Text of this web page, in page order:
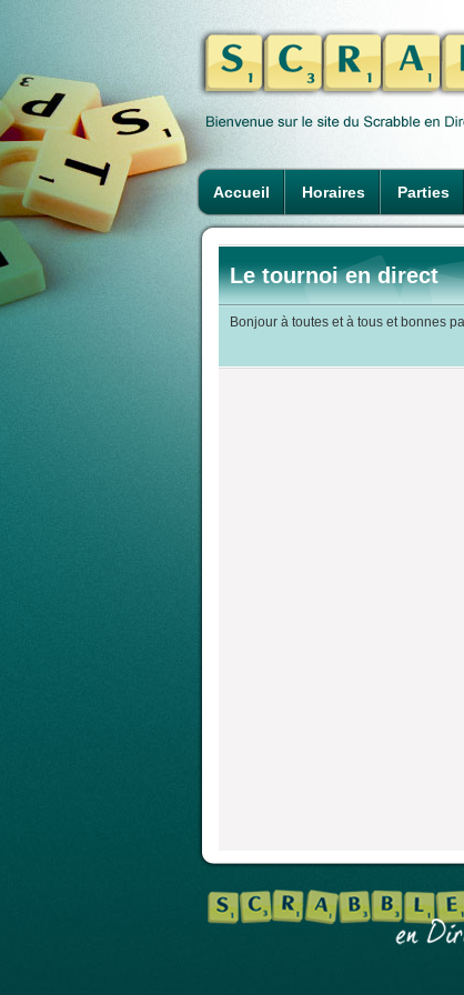
Accueil Horaires Parties
Le tournoi en direct
Bonjour à toutes et à tous et bonnes